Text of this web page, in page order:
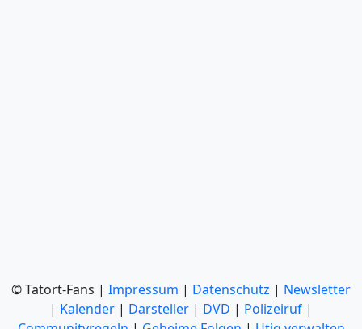
© Tatort-Fans | Impressum | Datenschutz | Newsletter
| Kalender | Darsteller | DVD | Polizeiruf |